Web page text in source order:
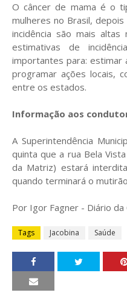
O câncer de mama é o
mulheres no Brasil,
incidência são mais
estimativas de
importantes para: estimar
programar ações locais,
entre os estados.
Informação aos
A Superintendência
quinta que a rua Bela
da Matriz) estará
quando terminará o
Por Igor Fagner - Diário da
Tags Jacobina Saúde